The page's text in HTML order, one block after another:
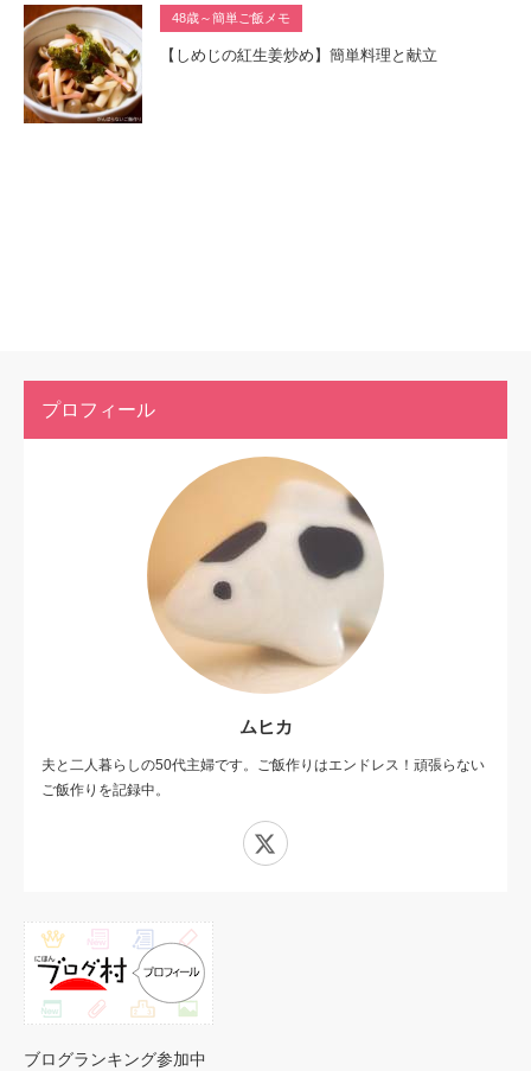
48歳～簡単ご飯メモ
【しめじの紅生姜炒め】簡単料理と献立
プロフィール
ムヒカ
夫と二人暮らしの50代主婦です。ご飯作りはエンドレス！頑張らない
ご飯作りを記録中。
ブログランキング参加中